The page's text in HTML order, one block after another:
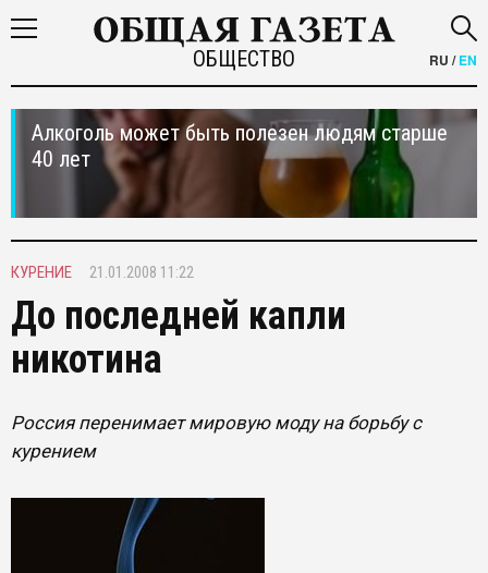
ОБЩЕСТВО RU /EN
Алкоголь может быть полезен людям старше
40 лет
КУРЕНИЕ 21.01.2008 11:22
До последней капли
никотина
Россия перенимает мировую моду на борьбу с
курением